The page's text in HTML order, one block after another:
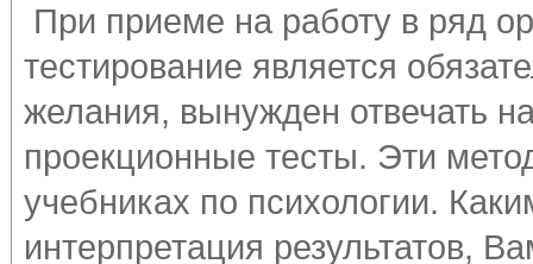
При приеме на работу в ряд
тестирование является
желания, вынужден отвечать
проекционные тесты. Эти
учебниках по психологии.
интерпретация результатов,